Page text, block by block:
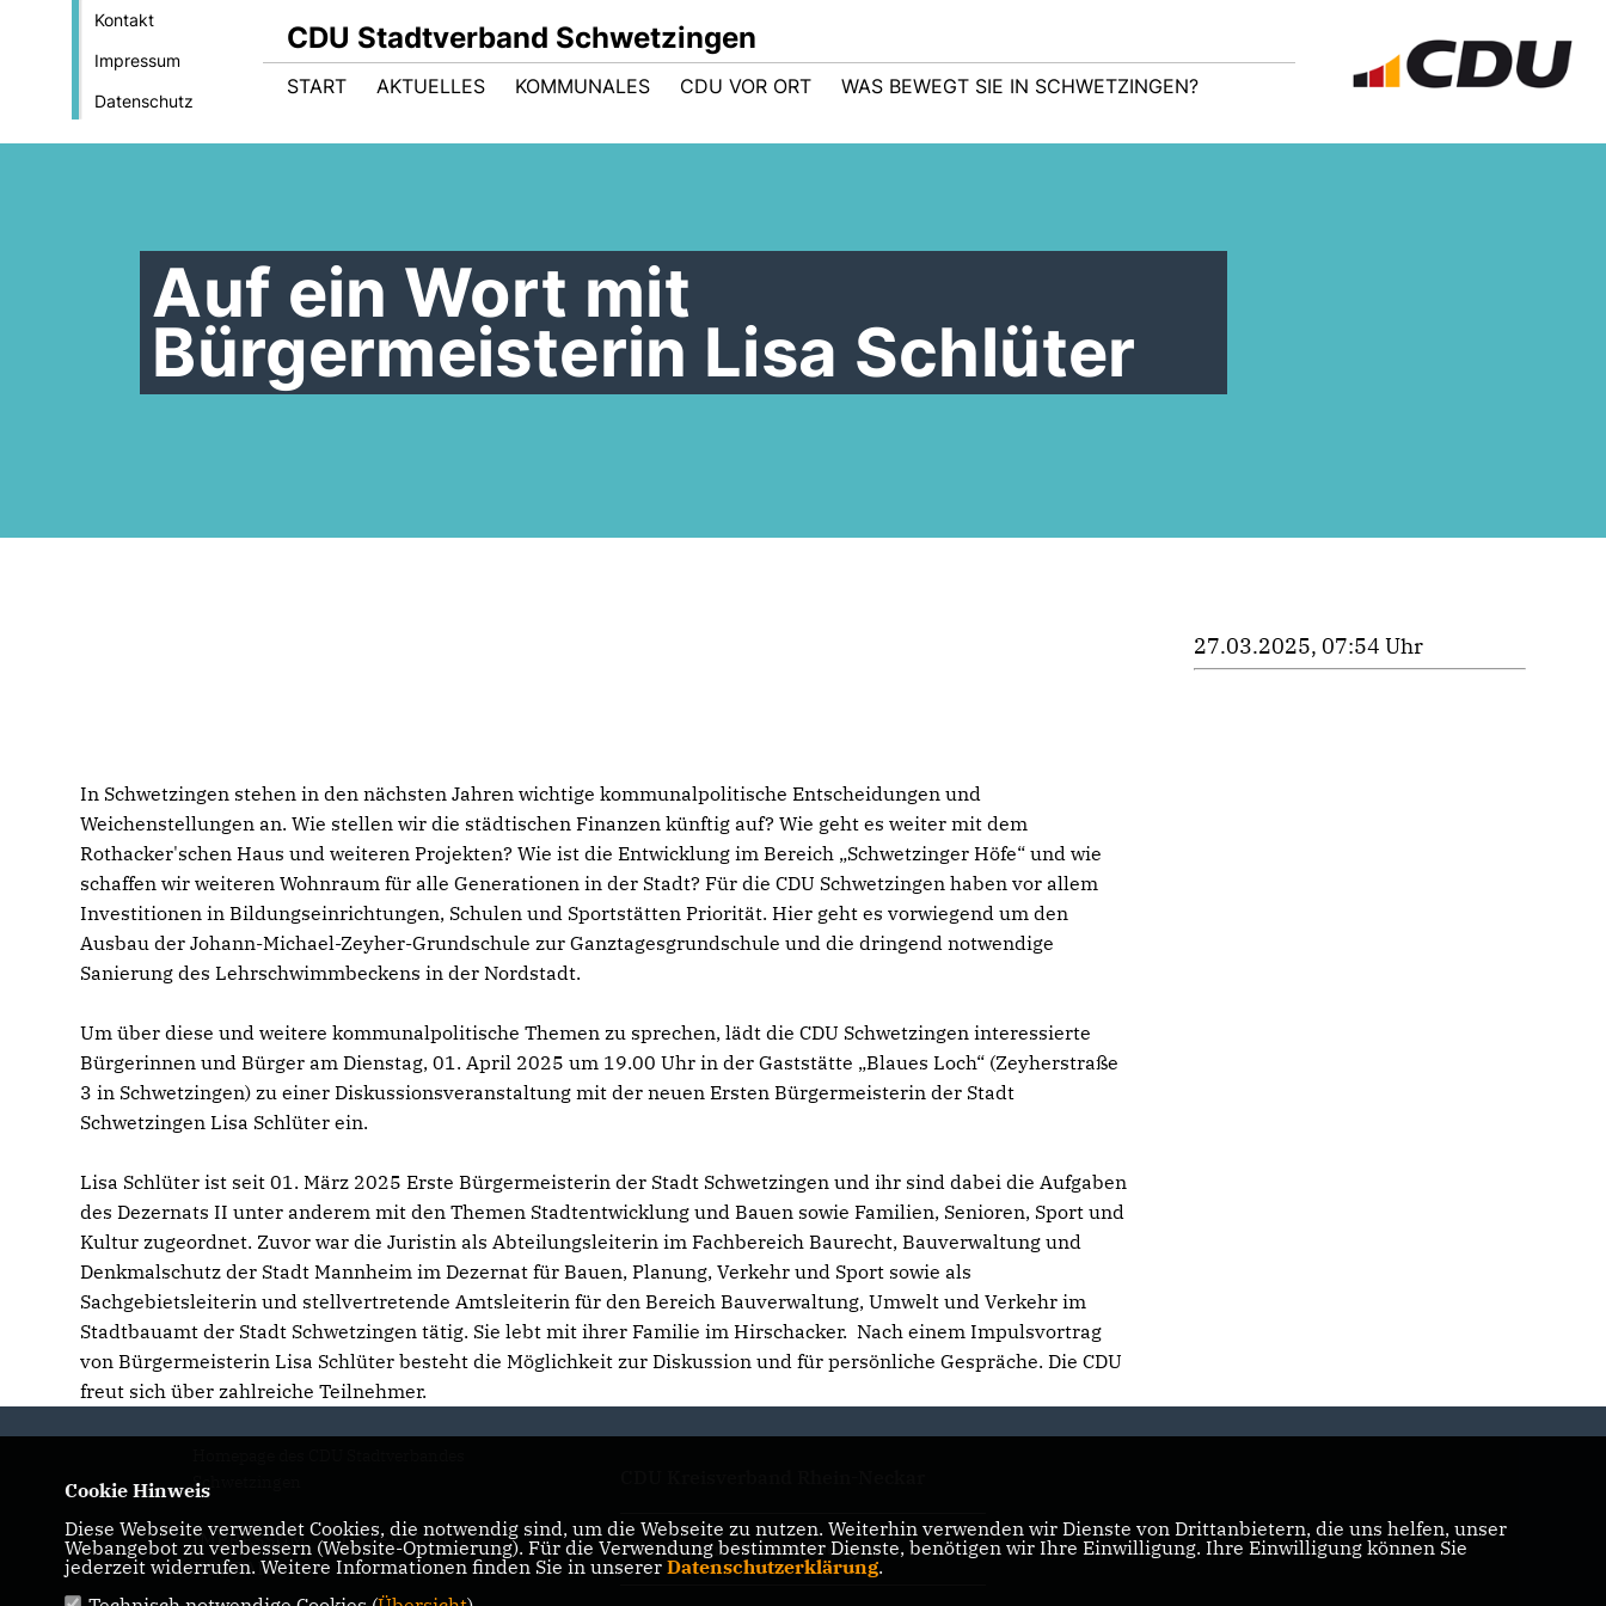
Kontakt
Impressum
Datenschutz
CDU Stadtverband Schwetzingen
START AKTUELLES KOMMUNALES CDU VOR ORT WAS BEWEGT SIE IN SCHWETZINGEN?
Auf ein Wort mit
Bürgermeisterin Lisa Schlüter
In Schwetzingen stehen in den nächsten Jahren wichtige kommunalpolitische Entscheidungen und
Weichenstellungen an. Wie stellen wir die städtischen Finanzen künftig auf? Wie geht es weiter mit dem
Rothacker'schen Haus und weiteren Projekten? Wie ist die Entwicklung im Bereich „Schwetzinger Höfe“ und wie
schaffen wir weiteren Wohnraum für alle Generationen in der Stadt? Für die CDU Schwetzingen haben vor allem
Investitionen in Bildungseinrichtungen, Schulen und Sportstätten Priorität. Hier geht es vorwiegend um den
Ausbau der Johann-Michael-Zeyher-Grundschule zur Ganztagesgrundschule und die dringend notwendige
Sanierung des Lehrschwimmbeckens in der Nordstadt.
Um über diese und weitere kommunalpolitische Themen zu sprechen, lädt die CDU Schwetzingen interessierte
Bürgerinnen und Bürger am Dienstag, 01. April 2025 um 19.00 Uhr in der Gaststätte „Blaues Loch“ (Zeyherstraße
3 in Schwetzingen) zu einer Diskussionsveranstaltung mit der neuen Ersten Bürgermeisterin der Stadt
Schwetzingen Lisa Schlüter ein.
Lisa Schlüter ist seit 01. März 2025 Erste Bürgermeisterin der Stadt Schwetzingen und ihr sind dabei die Aufgaben
des Dezernats II unter anderem mit den Themen Stadtentwicklung und Bauen sowie Familien, Senioren, Sport und
Kultur zugeordnet. Zuvor war die Juristin als Abteilungsleiterin im Fachbereich Baurecht, Bauverwaltung und
Denkmalschutz der Stadt Mannheim im Dezernat für Bauen, Planung, Verkehr und Sport sowie als
Sachgebietsleiterin und stellvertretende Amtsleiterin für den Bereich Bauverwaltung, Umwelt und Verkehr im
Stadtbauamt der Stadt Schwetzingen tätig. Sie lebt mit ihrer Familie im Hirschacker. Nach einem Impulsvortrag
von Bürgermeisterin Lisa Schlüter besteht die Möglichkeit zur Diskussion und für persönliche Gespräche. Die CDU
freut sich über zahlreiche Teilnehmer.
27.03.2025, 07:54 Uhr
Schwetzingen
IMPRESSUM
DATENSCHUTZ
KONTAKT
CDU Baden-Württemberg
Cookie Hinweis
Diese Webseite verwendet Cookies, die notwendig sind, um die Webseite zu nutzen. Weiterhin verwenden wir Dienste von Drittanbietern, die uns helfen, unser
Webangebot zu verbessern (Website-Optmierung). Für die Verwendung bestimmter Dienste, benötigen wir Ihre Einwilligung. Ihre Einwilligung können Sie
jederzeit widerrufen. Weitere Informationen finden Sie in unserer Datenschutzerklärung.